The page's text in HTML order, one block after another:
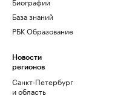
База знаний
РБК Образование
Новости
регионов
Санкт-Петербург
и область